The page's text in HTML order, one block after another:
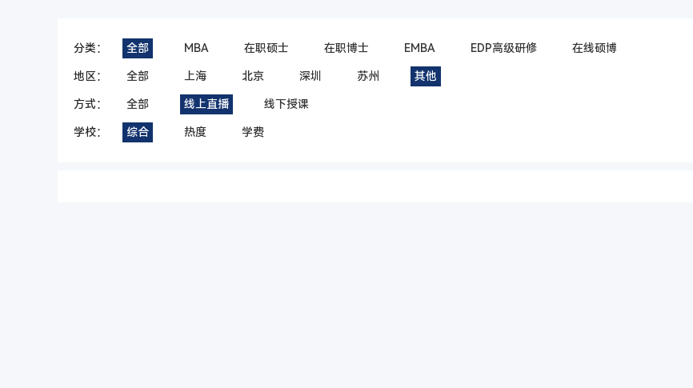
分类： 全部 MBA 在职硕士 在职博士 EMBA EDP高级研修 在线硕博
地区： 全部 上海 北京 深圳 苏州 其他
方式： 全部 线上直播 线下授课
学校： 综合 热度 学费